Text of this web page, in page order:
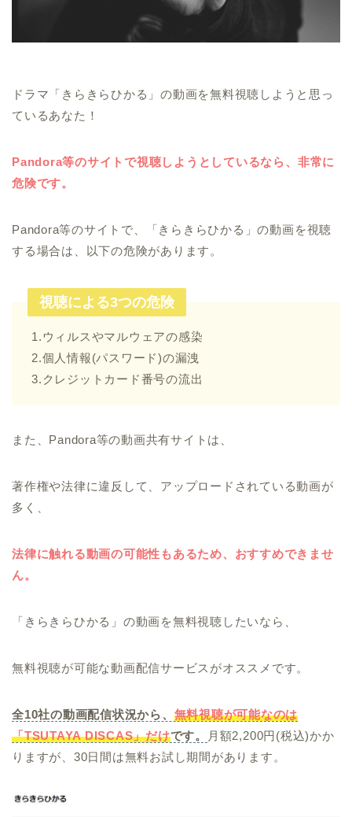
ドラマ「きらきらひかる」の動画を無料視聴しようと思っ
ているあなた！
Pandora等のサイトで視聴しようとしているなら、非常に
危険です。
Pandora等のサイトで、「きらきらひかる」の動画を視聴
する場合は、以下の危険があります。
視聴による3つの危険
1.ウィルスやマルウェアの感染
2.個人情報(パスワード)の漏洩
3.クレジットカード番号の流出
また、Pandora等の動画共有サイトは、
著作権や法律に違反して、アップロードされている動画が
多く、
法律に触れる動画の可能性もあるため、おすすめできませ
ん。
「きらきらひかる」の動画を無料視聴したいなら、
無料視聴が可能な動画配信サービスがオススメです。
全10社の動画配信状況から、 無料視聴が可能なのは
「TSUTAYA DISCAS」だけです。
月額2,200円(税込)かか
りますが、30日間は無料お試し期間があります。